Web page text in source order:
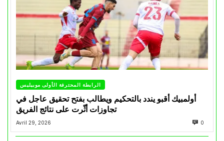
الرابطة المحترفة الأولى موبيليس
أولمبيك أقبو يندد بالتحكيم ويطالب بفتح تحقيق عاجل في
تجاوزات أثّرت على نتائج الفريق
Avril 29, 2026 0